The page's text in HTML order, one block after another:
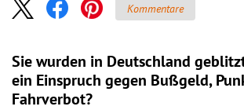
Kommentare
Sie wurden in Deutschland
ein Einspruch gegen Bußgeld,
Fahrverbot?